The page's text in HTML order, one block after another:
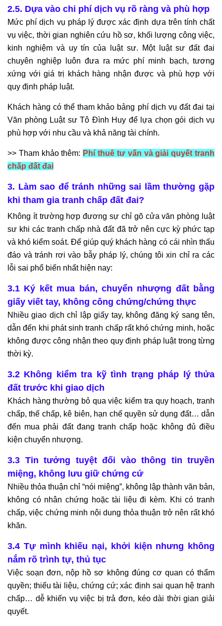
2.5. Dựa vào chi phí dịch vụ rõ ràng và phù hợp
Mức phí dịch vụ pháp lý được xác định dựa trên tính chất
vụ việc, thời gian nghiên cứu hồ sơ, khối lượng công việc,
kinh nghiệm và uy tín của luật sư. Một luật sư đất đai
chuyên nghiệp luôn đưa ra mức phí minh bạch, tương
xứng với giá trị khách hàng nhận được và phù hợp với
quy định pháp luật.
Khách hàng có thể tham khảo bảng phí dịch vụ đất đai tại
Văn phòng Luật sư Tô Đình Huy để lựa chọn gói dịch vụ
phù hợp với nhu cầu và khả năng tài chính.
>> Tham khảo thêm: Phí thuê tư vấn và giải quyết tranh
chấp đất đai
3. Làm sao để tránh những sai lầm thường gặp
khi tham gia tranh chấp đất đai?
Không ít trường hợp đương sự chỉ gõ cửa văn phòng luật
sư khi các tranh chấp nhà đất đã trở nên cực kỳ phức tạp
và khó kiểm soát. Để giúp quý khách hàng có cái nhìn thấu
đáo và tránh rơi vào bẫy pháp lý, chúng tôi xin chỉ ra các
lỗi sai phổ biến nhất hiện nay:
3.1 Ký kết mua bán, chuyển nhượng đất bằng
giấy viết tay, không công chứng/chứng thực
Nhiều giao dịch chỉ lập giấy tay, không đăng ký sang tên,
dẫn đến khi phát sinh tranh chấp rất khó chứng minh, hoặc
không được công nhận theo quy định pháp luật trong từng
thời kỳ.
3.2 Không kiểm tra kỹ tình trạng pháp lý thửa
đất trước khi giao dịch
Khách hàng thường bỏ qua việc kiểm tra quy hoạch, tranh
chấp, thế chấp, kê biên, hạn chế quyền sử dụng đất… dẫn
đến mua phải đất đang tranh chấp hoặc không đủ điều
kiện chuyển nhượng.
3.3 Tin tưởng tuyệt đối vào thông tin truyền
miệng, không lưu giữ chứng cứ
Nhiều thỏa thuận chỉ “nói miệng”, không lập thành văn bản,
không có nhân chứng hoặc tài liệu đi kèm. Khi có tranh
chấp, việc chứng minh nội dung thỏa thuận trở nên rất khó
khăn.
3.4 Tự mình khiếu nại, khởi kiện nhưng không
nắm rõ trình tự, thủ tục
Việc soạn đơn, nộp hồ sơ không đúng cơ quan có thẩm
quyền; thiếu tài liệu, chứng cứ; xác định sai quan hệ tranh
chấp… dễ khiến vụ việc bị trả đơn, kéo dài thời gian giải
quyết.